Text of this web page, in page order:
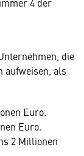
die
aufweisen, als
Euro.
Euro.
2 Millionen